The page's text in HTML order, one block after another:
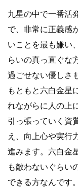
九星の中で一番活
で、非常に正義感
いことを最も嫌い
らいの真っ直ぐな
過ごせない優しさ
もともと六白金星
れながらに人の上
引っ張っていく資
え、向上心や実行
進みます。六白金
も敵わないぐらい
できる方なんです